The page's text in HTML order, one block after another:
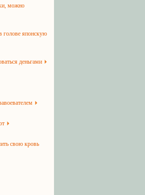
можно
голове японскую
деньгами
свою кровь